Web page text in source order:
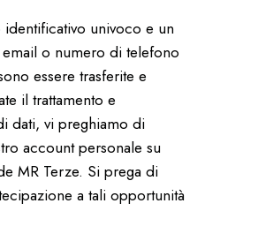
univoco e un
o numero di telefono
essere trasferite e
il trattamento e
dati, vi preghiamo di
account personale su
MR Terze. Si prega di
a tali opportunità